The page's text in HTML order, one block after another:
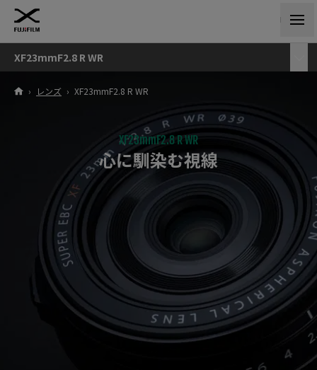
XF23mmF2.8 R WR
› レンズ › XF23mmF2.8 R WR
XF23mmF2.8 R WR
心に馴染む視線